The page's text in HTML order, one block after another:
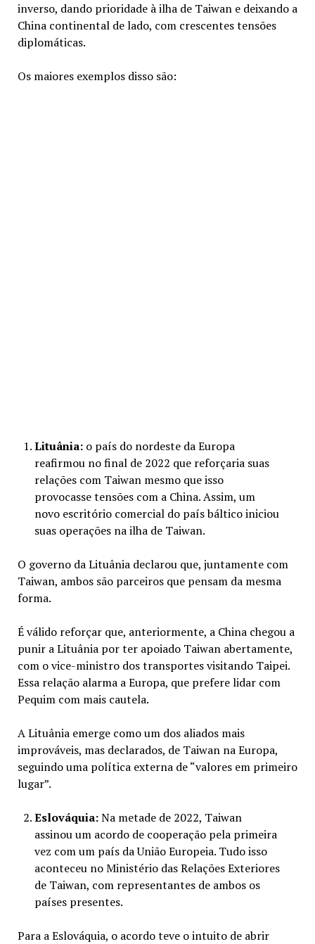
inverso, dando prioridade à ilha de Taiwan e deixando a
China continental de lado, com crescentes tensões
diplomáticas.
Os maiores exemplos disso são:
Lituânia: o país do nordeste da Europa
reafirmou no final de 2022 que reforçaria suas
relações com Taiwan mesmo que isso
provocasse tensões com a China. Assim, um
novo escritório comercial do país báltico iniciou
suas operações na ilha de Taiwan.
O governo da Lituânia declarou que, juntamente com
Taiwan, ambos são parceiros que pensam da mesma
forma.
É válido reforçar que, anteriormente, a China chegou a
punir a Lituânia por ter apoiado Taiwan abertamente,
com o vice-ministro dos transportes visitando Taipei.
Essa relação alarma a Europa, que prefere lidar com
Pequim com mais cautela.
A Lituânia emerge como um dos aliados mais
improváveis, mas declarados, de Taiwan na Europa,
seguindo uma política externa de “valores em primeiro
lugar”.
Eslováquia:Na metade de 2022, Taiwan
assinou um acordo de cooperação pela primeira
vez com um país da União Europeia. Tudo isso
aconteceu no Ministério das Relações Exteriores
de Taiwan, com representantes de ambos os
países presentes.
Para a Eslováquia, o acordo teve o intuito de abrir